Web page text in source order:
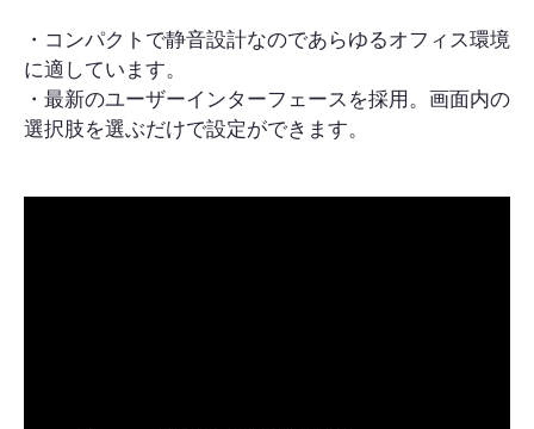
・コンパクトで静音設計なのであらゆるオフィス環境
に適しています。
・最新のユーザーインターフェースを採用。画面内の
選択肢を選ぶだけで設定ができます。